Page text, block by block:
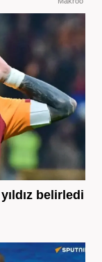
belirledi